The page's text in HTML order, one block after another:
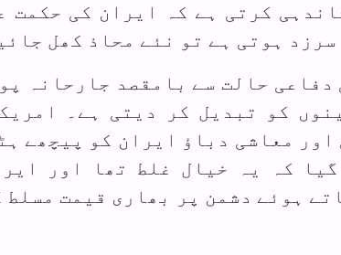
کرتی ہے کہ ایران کی حکمت
ہوتی ہے تو نئے محاذ کھل
دفاعی حالت سے بامقصد جارحانہ
کو تبدیل کر دیتی ہے۔
معاشی دباؤ ایران کو پیچھے
کہ یہ خیال غلط تھا اور
ہوئے دشمن پر بھاری قیمت مسلط